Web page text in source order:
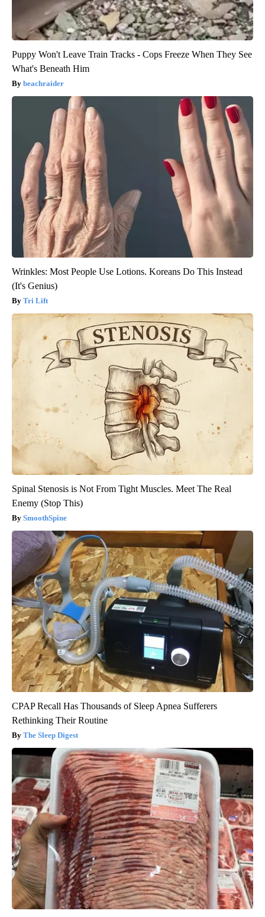
Puppy Won't Leave Train Tracks - Cops Freeze When They See
What's Beneath Him
beachraider
Wrinkles: Most People Use Lotions. Koreans Do This Instead
(It's Genius)
Tri Lift
Spinal Stenosis is Not From Tight Muscles. Meet The Real
Enemy (Stop This)
SmoothSpine
CPAP Recall Has Thousands of Sleep Apnea Sufferers
Rethinking Their Routine
The Sleep Digest